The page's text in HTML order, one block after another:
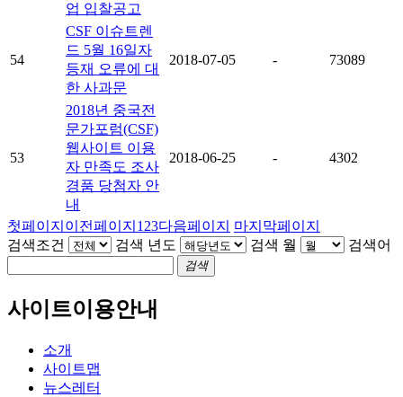
업 입찰공고
54
CSF 이슈트렌
드 5월 16일자
등재 오류에 대
한 사과문
2018-07-05 - 73089
53
2018년 중국전
문가포럼(CSF)
웹사이트 이용
자 만족도 조사
경품 당첨자 안
내
2018-06-25 - 4302
첫페이지 이전페이지 1 23다음페이지
마지막페이지
검색조건
검색 년도 검색 월 검색어
검색
사이트이용안내
소개
사이트맵
뉴스레터